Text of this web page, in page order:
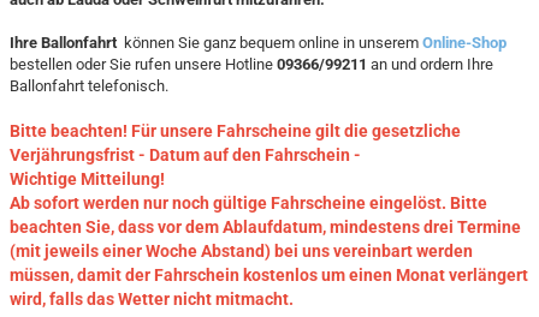
Ihre Ballonfahrt können Sie ganz bequem online in unserem Online-Shop
bestellen oder Sie rufen unsere Hotline 09366/99211 an und ordern Ihre
Ballonfahrt telefonisch.
Bitte beachten! Für unsere Fahrscheine gilt die gesetzliche
Verjährungsfrist - Datum auf den Fahrschein -
Wichtige Mitteilung!
Ab sofort werden nur noch gültige Fahrscheine eingelöst. Bitte
beachten Sie, dass vor dem Ablaufdatum, mindestens drei Termine
(mit jeweils einer Woche Abstand) bei uns vereinbart werden
müssen, damit der Fahrschein kostenlos um einen Monat verlängert
wird, falls das Wetter nicht mitmacht.